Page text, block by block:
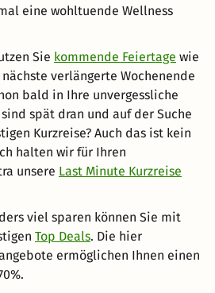
eine wohltuende Wellness
Sie kommende Feiertage wie
verlängerte Wochenende
bald in Ihre unvergessliche
spät dran und auf der Suche
Kurzreise? Auch das ist kein
halten wir für Ihren
unsere Last Minute Kurzreise
viel sparen können Sie mit
Top Deals. Die hier
ermöglichen Ihnen einen